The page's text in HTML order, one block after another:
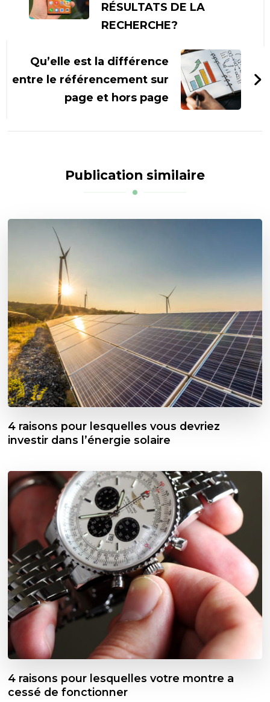
RÉSULTATS DE LA
RECHERCHE?
Qu’elle est la différence
entre le référencement sur
page et hors page
Publication similaire
4 raisons pour lesquelles vous devriez
investir dans l’énergie solaire
4 raisons pour lesquelles votre montre a
cessé de fonctionner